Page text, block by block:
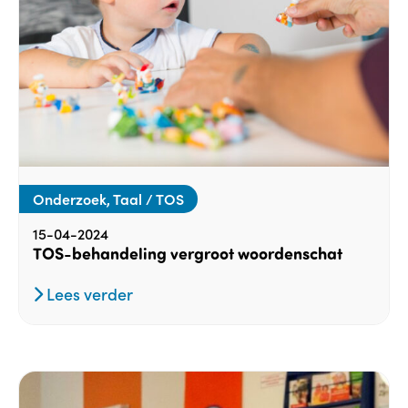
Onderzoek, Taal / TOS
15-04-2024
TOS-behandeling vergroot woordenschat
Lees verder